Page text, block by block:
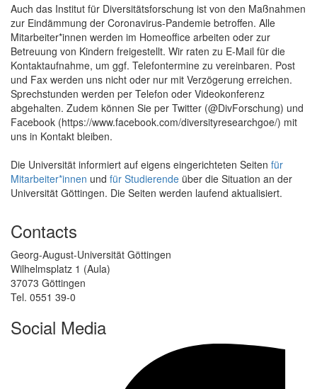
Auch das Institut für Diversitätsforschung ist von den Maßnahmen
zur Eindämmung der Coronavirus-Pandemie betroffen. Alle
Mitarbeiter*innen werden im Homeoffice arbeiten oder zur
Betreuung von Kindern freigestellt. Wir raten zu E-Mail für die
Kontaktaufnahme, um ggf. Telefontermine zu vereinbaren. Post
und Fax werden uns nicht oder nur mit Verzögerung erreichen.
Sprechstunden werden per Telefon oder Videokonferenz
abgehalten. Zudem können Sie per Twitter (@DivForschung) und
Facebook (https://www.facebook.com/diversityresearchgoe/) mit
uns in Kontakt bleiben.
Die Universität informiert auf eigens eingerichteten Seiten für
Mitarbeiter*innen und für Studierende über die Situation an der
Universität Göttingen. Die Seiten werden laufend aktualisiert.
Contacts
Georg-August-Universität Göttingen
Wilhelmsplatz 1 (Aula)
37073 Göttingen
Tel. 0551 39-0
Social Media